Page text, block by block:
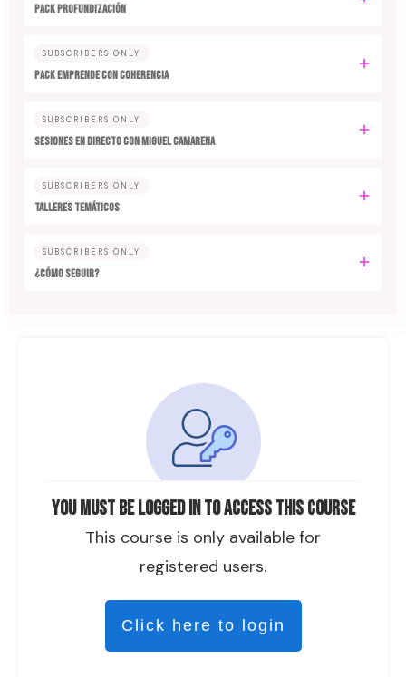
You must be logged in to access this course
This course is only available for
registered users.
Click here to login
PACK PROFUNDIZACIÓN
SUBSCRIBERS ONLY
PACK EMPRENDE CON COHERENCIA
SUBSCRIBERS ONLY
SESIONES EN DIRECTO CON MIGUEL CAMARENA
SUBSCRIBERS ONLY
TALLERES TEMÁTICOS
SUBSCRIBERS ONLY
¿CÓMO SEGUIR?